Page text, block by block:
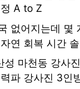
A to Z
없어지는데 몇
연 회복 시간
성 마천동 강사
파 강사진 3인